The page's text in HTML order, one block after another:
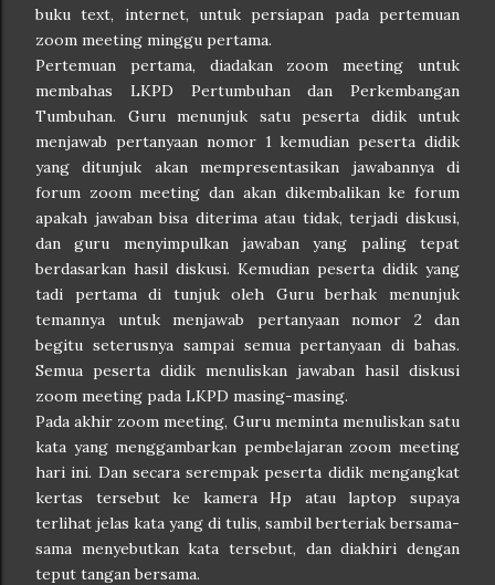
buku text, internet, untuk persiapan pada pertemuan
zoom meeting minggu pertama.
Pertemuan pertama, diadakan zoom meeting untuk
membahas LKPD Pertumbuhan dan Perkembangan
Tumbuhan. Guru menunjuk satu peserta didik untuk
menjawab pertanyaan nomor 1 kemudian peserta didik
yang ditunjuk akan mempresentasikan jawabannya di
forum zoom meeting dan akan dikembalikan ke forum
apakah jawaban bisa diterima atau tidak, terjadi diskusi,
dan guru menyimpulkan jawaban yang paling tepat
berdasarkan hasil diskusi. Kemudian peserta didik yang
tadi pertama di tunjuk oleh Guru berhak menunjuk
temannya untuk menjawab pertanyaan nomor 2 dan
begitu seterusnya sampai semua pertanyaan di bahas.
Semua peserta didik menuliskan jawaban hasil diskusi
zoom meeting pada LKPD masing-masing.
Pada akhir zoom meeting, Guru meminta menuliskan satu
kata yang menggambarkan pembelajaran zoom meeting
hari ini. Dan secara serempak peserta didik mengangkat
kertas tersebut ke kamera Hp atau laptop supaya
terlihat jelas kata yang di tulis, sambil berteriak bersama-
sama menyebutkan kata tersebut, dan diakhiri dengan
teput tangan bersama.